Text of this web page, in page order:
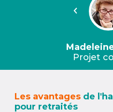
Précédent
Projet
Les avantages de
pour retraités